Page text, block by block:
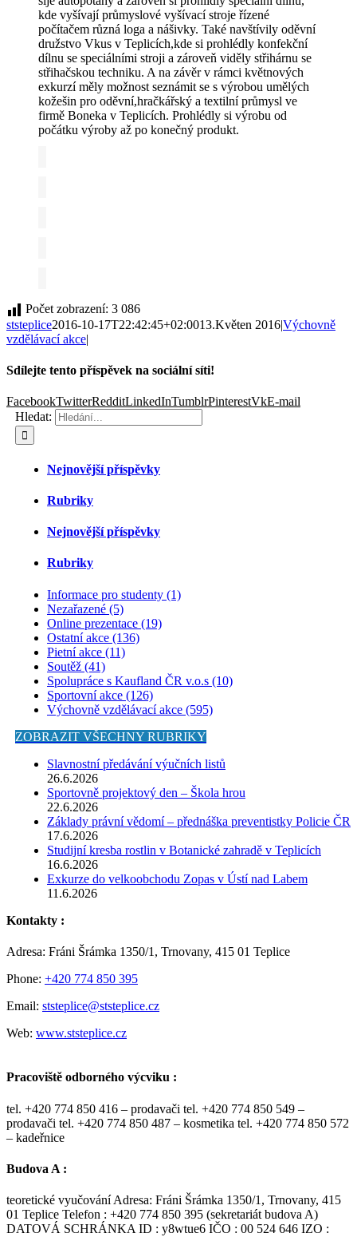
kde vyšívají průmyslové vyšívací stroje řízené
počítačem různá loga a nášivky. Také navštívily oděvní
družstvo Vkus v Teplicích,kde si prohlédly konfekční
dílnu se speciálními stroji a zároveň viděly střihárnu se
střihačskou techniku. A na závěr v rámci květnových
exkurzí měly možnost seznámit se s výrobou umělých
kožešin pro oděvní,hračkářský a textilní průmysl ve
firmě Boneka v Teplicích. Prohlédly si výrobu od
počátku výroby až po konečný produkt.
Počet zobrazení: 3 086
ststeplice2016-10-17T22:42:45+02:0013.Květen 2016|Výchovně
vzdělávací akce|
Sdílejte tento příspěvek na sociální síti!
FacebookTwitterRedditLinkedInTumblrPinterestVkE-mail
Hledat:
Nejnovější příspěvky
Rubriky
Nejnovější příspěvky
Rubriky
Informace pro studenty (1)
Nezařazené (5)
Online prezentace (19)
Ostatní akce (136)
Pietní akce (11)
Soutěž (41)
Spolupráce s Kaufland ČR v.o.s (10)
Sportovní akce (126)
Výchovně vzdělávací akce (595)
ZOBRAZIT VŠECHNY RUBRIKY
Slavnostní předávání výučních listů
26.6.2026
Sportovně projektový den – Škola hrou
22.6.2026
Základy právní vědomí – přednáška preventistky Policie ČR
17.6.2026
Studijní kresba rostlin v Botanické zahradě v Teplicích
16.6.2026
Exkurze do velkoobchodu Zopas v Ústí nad Labem
11.6.2026
Kontakty :
Adresa: Fráni Šrámka 1350/1, Trnovany, 415 01 Teplice
Phone: +420 774 850 395
Email: ststeplice@ststeplice.cz
Web: www.ststeplice.cz
Pracoviště odborného výcviku :
tel. +420 774 850 416 – prodavači tel. +420 774 850 549 –
prodavači tel. +420 774 850 487 – kosmetika tel. +420 774 850 572
– kadeřnice
Budova A :
teoretické vyučování Adresa: Fráni Šrámka 1350/1, Trnovany, 415
01 Teplice Telefon : +420 774 850 395 (sekretariát budova A)
DATOVÁ SCHRÁNKA ID : y8wtue6 IČO : 00 524 646 IZO :